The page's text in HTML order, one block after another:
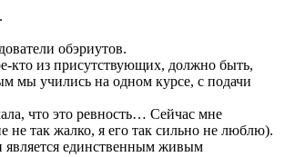
обэриутов.
кто из присутствующих, должно быть,
мы учились на одном курсе, с подачи
что это ревность… Сейчас мне
не так жалко, я его так сильно не люблю).
является единственным живым